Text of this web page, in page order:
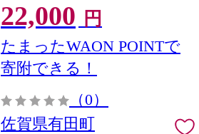
22,000 円
たまったWAON POINTで
寄附できる！
（0）
佐賀県有田町